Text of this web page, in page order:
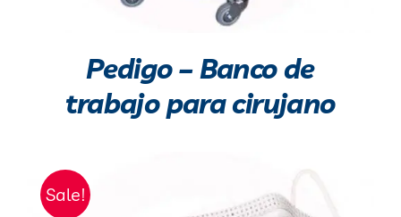
Pedigo – Banco de
trabajo para cirujano
Sale!